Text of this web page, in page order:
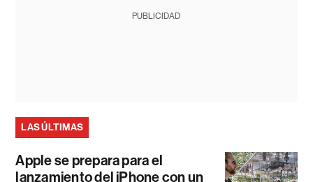
PUBLICIDAD
LAS ÚLTIMAS
Apple se prepara para el
lanzamiento del iPhone con un